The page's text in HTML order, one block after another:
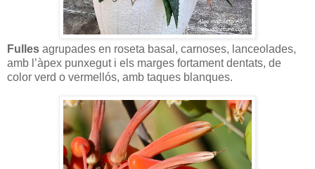
Fulles agrupades en roseta basal, carnoses, lanceolades,
amb l’àpex punxegut i els marges fortament dentats, de
color verd o vermellós, amb taques blanques.